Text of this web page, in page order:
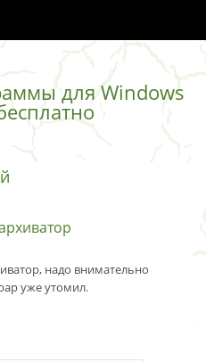
для Windows
надо внимательно
уже утомил.